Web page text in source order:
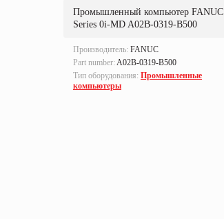
Промышленный компьютер FANUC
Series 0i-MD A02B-0319-B500
Производитель: FANUC
Part number: A02B-0319-B500
Тип оборудования: Промышленные
компьютеры